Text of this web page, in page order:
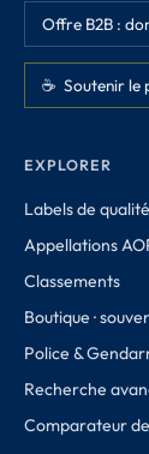
Offre B2B :
☕ Soutenir le
EXPLORER
Labels de qualité
Appellations
Classements
Boutique ·
Police &
Recherche
Comparateur